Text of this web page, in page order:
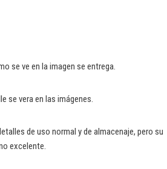
se ve en la imagen se entrega.
se vera en las imágenes.
de uso normal y de almacenaje, pero su
excelente.